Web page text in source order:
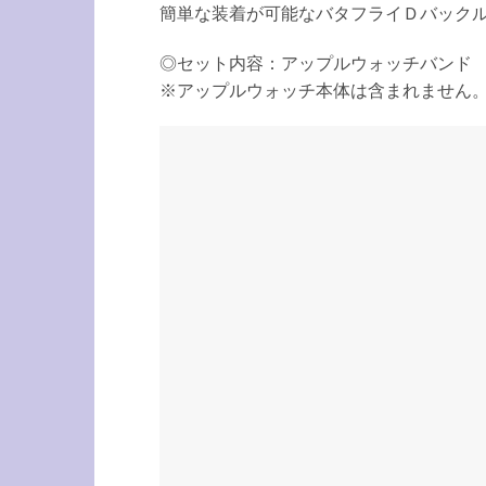
簡単な装着が可能なバタフライＤバックル
◎セット内容：アップルウォッチバンド
※アップルウォッチ本体は含まれません。